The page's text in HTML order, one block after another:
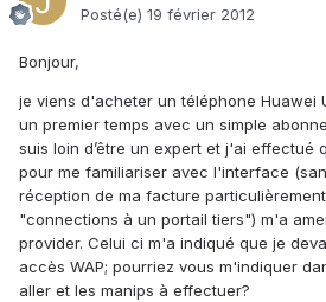
Posté(e) 19 février 2012
Bonjour,
je viens d'acheter un téléphone Huawei
un premier temps avec un simple
suis loin d’être un expert et j'ai effectué
pour me familiariser avec l'interface
réception de ma facture
"connections à un portail tiers") m'a
provider. Celui ci m'a indiqué que je
accès WAP; pourriez vous m'indiquer
aller et les manips à effectuer?